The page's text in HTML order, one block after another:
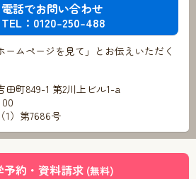
電話でお問い合わせ
TEL：0120-250-488
ームページを見て」とお伝えいただく
町849-1 第2川上ビル1-a
1）第7686号
予約・資料請求 (無料)